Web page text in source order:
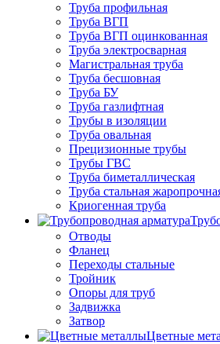
Труба профильная
Труба ВГП
Труба ВГП оцинкованная
Труба электросварная
Магистральная труба
Труба бесшовная
Труба БУ
Труба газлифтная
Трубы в изоляции
Труба овальная
Прецизионные трубы
Трубы ГВС
Труба биметаллическая
Труба стальная
Криогенная труба
Отводы
Фланец
Переходы стальные
Тройник
Опоры для труб
Задвижка
Затвор
Цветные